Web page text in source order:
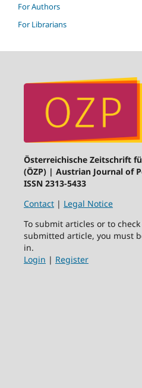
For Authors
For Librarians
Österreichische Zeitschrift
(ÖZP) | Austrian Journal of
ISSN 2313-5433
Contact| Legal Notice
To submit articles or to
submitted article, you must
in.
Login | Register